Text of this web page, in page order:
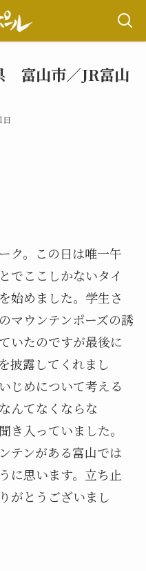
富山市／JR富山
日
ク。この日は唯一午
でここしかないタイ
始めました。学生さ
マウンテンポーズの誘
いたのですが最後に
披露してくれまし
じめについて考える
んてなくならな
き入っていました。
テンがある富山では
に思います。立ち止
がとうございまし